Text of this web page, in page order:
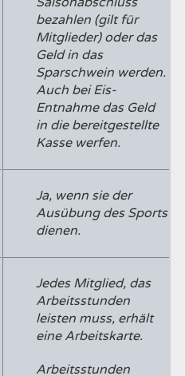
bezahlen (gilt für
Mitglieder) oder das
Geld in das
Sparschwein werden.
Auch bei Eis-
Entnahme das Geld
in die bereitgestellte
Kasse werfen.
Ja, wenn sie der
Ausübung des Sports
dienen.
Jedes Mitglied, das
Arbeitsstunden
leisten muss, erhält
eine Arbeitskarte.
Arbeitsstunden